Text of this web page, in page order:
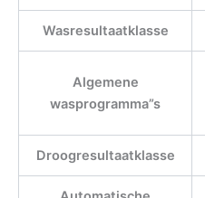
Wasresultaatklasse
Algemene
wasprogramma”s
Droogresultaatklasse